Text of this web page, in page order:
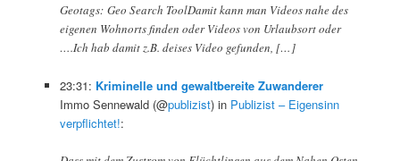
Geotags: Geo Search ToolDamit kann man Videos nahe des
eigenen Wohnorts finden oder Videos von Urlaubsort oder
….Ich hab damit z.B. deises Video gefunden, […]
23:31: Kriminelle und gewaltbereite Zuwanderer
Immo Sennewald (@publizist) in Publizist – Eigensinn
verpflichtet!: